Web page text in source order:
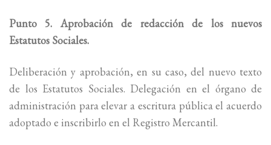
Punto 5. Aprobación de redacción de los nuevos
Estatutos Sociales.
Deliberación y aprobación, en su caso, del nuevo texto
de los Estatutos Sociales. Delegación en el órgano de
administración para elevar a escritura pública el acuerdo
adoptado e inscribirlo en el Registro Mercantil.